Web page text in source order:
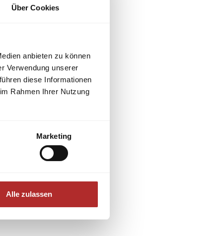
Über Cookies
anbieten zu können
Verwendung unserer
diese Informationen
Rahmen Ihrer Nutzung
Marketing
Alle zulassen